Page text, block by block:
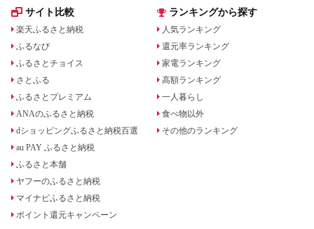
サイト比較
楽天ふるさと納税
ふるなび
ふるさとチョイス
さとふる
ふるさとプレミアム
ANAのふるさと納税
dショッピングふるさと納税百選
au PAY ふるさと納税
ふるさと本舗
ヤフーのふるさと納税
マイナビふるさと納税
ポイント還元キャンペーン
ランキングから探す
人気ランキング
還元率ランキング
家電ランキング
高額ランキング
一人暮らし
食べ物以外
その他のランキング